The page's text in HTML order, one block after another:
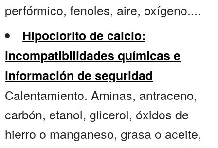
perfórmico, fenoles, aire, oxígeno....
Hipoclorito de calcio:
incompatibilidades químicas e
información de seguridad
Calentamiento. Aminas, antraceno,
carbón, etanol, glicerol, óxidos de
hierro o manganeso, grasa o aceite,